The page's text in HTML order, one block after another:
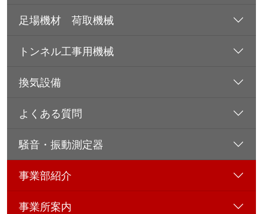
足場機材 荷取機械
トンネル工事用機械
換気設備
よくある質問
騒音・振動測定器
事業部紹介
事業所案内